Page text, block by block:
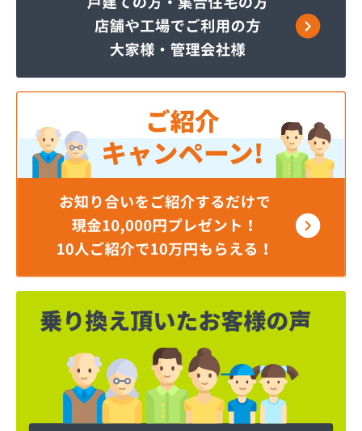
株式会社くさか 本社
株式会社くさか 夜久野店
株式会社サンワガス工業
株式会社ホームエネルギー近畿 京都センター
株式会社ミシマ
株式会社宮野商事
株式会社宮野商事
株式会社宮野商事 大原配送センター
株式会社京洋 LPガス宮津営業所
株式会社近畿ガス商会
株式会社山城ガス
株式会社勝西製作所
株式会社小林ガスサービス
株式会社植村酸素
株式会社西川商店
株式会社大京
株式会社田中ガス住宅設備センター
株式会社日尾商事
吉見商店
吉田ガスサービス株式会社